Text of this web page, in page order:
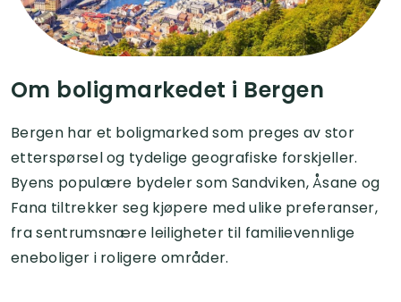
Om boligmarkedet i Bergen
Bergen har et boligmarked som preges av stor
etterspørsel og tydelige geografiske forskjeller.
Byens populære bydeler som Sandviken, Åsane og
Fana tiltrekker seg kjøpere med ulike preferanser,
fra sentrumsnære leiligheter til familievennlige
eneboliger i roligere områder.